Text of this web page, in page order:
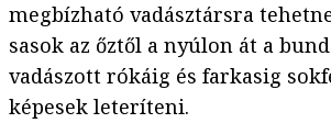
megbízható vadásztársra
sasok az őztől a nyúlon át a
vadászott rókáig és farkasig
képesek leteríteni.